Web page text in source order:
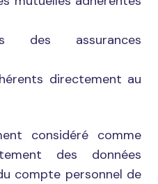
des assurances
directement au
considéré comme
des données
compte personnel de